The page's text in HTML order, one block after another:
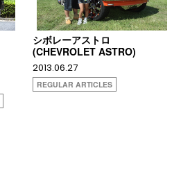
シボレーアストロ
(CHEVROLET ASTRO)
2013.06.27
REGULAR ARTICLES